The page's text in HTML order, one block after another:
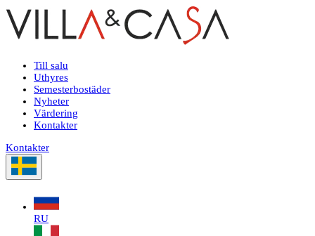
Till salu
Uthyres
Semesterbostäder
Nyheter
Värdering
Kontakter
Kontakter
RU